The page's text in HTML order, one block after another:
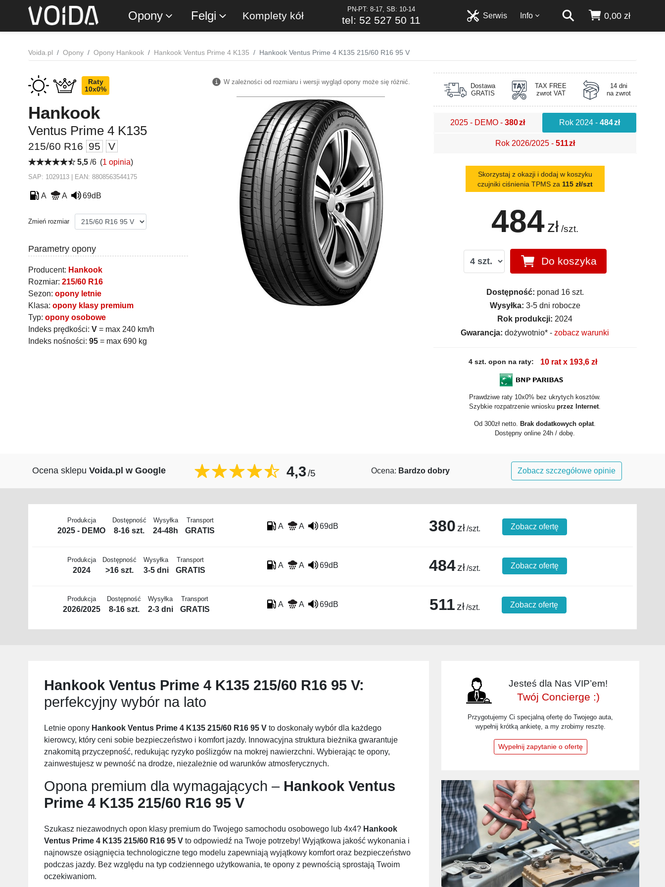
Opony Felgi Komplety kół
PN-PT: 8-17, SB: 10-14
tel: 52 527 50 11 0,00 zł
Info
Serwis
Voida.pl Opony Opony Hankook Hankook Ventus Prime 4 K135 Hankook Ventus Prime 4 K135 215/60 R16 95 V
Raty
10x0%
Hankook
Ventus Prime 4 K135
215/60 R16 95 V
5,5 /6 (1 opinia)
SAP: 1029113 | EAN: 8808563544175
A A 69dB
Zmień rozmiar
Parametry opony
Producent: Hankook
Rozmiar: 215/60 R16
Sezon: opony letnie
Klasa: opony klasy premium
Typ: opony osobowe
Indeks prędkości: V = max 240 km/h
Indeks nośności: 95 = max 690 kg
W zależności od rozmiaru i wersji wygląd opony może się różnić.
Dostawa
GRATIS
TAX FREE
zwrot VAT
14 dni
na zwrot
2025 - DEMO -380zł Rok 2024- 484zł
Rok 2026/2025- 511zł
Skorzystaj z okazji i dodaj w koszyku
czujniki ciśnienia TPMS za 115 zł/szt
484zł /szt.
Do koszyka
Dostępność: ponad 16 szt.
Wysyłka: 3-5 dni robocze
Rok produkcji: 2024
Gwarancja: dożywotnio* -zobacz warunki
4 szt. opon na raty: 10 rat x 193,6 zł
Prawdziwe raty 10x0% bez ukrytych kosztów.
Szybkie rozpatrzenie wnioskuprzez Internet
Od 300zł netto.Brak dodatkowych opłat
Dostępny online 24h / dobę.
Ocena sklepu Voida.pl w Google 4,3/5 Ocena: Bardzo dobry Zobacz szczegółowe opinie
Produkcja
2025 - DEMO
Dostępność
8-16 szt.
Wysyłka
24-48h
Transport
GRATIS
A A 69dB 380 zł/szt. Zobacz ofertę
Produkcja
2024
Dostępność
>16 szt.
Wysyłka
3-5 dni
Transport
GRATIS
A A 69dB 484zł/szt. Zobacz ofertę
Produkcja
2026/2025
Dostępność
8-16 szt.
Wysyłka
2-3 dni
Transport
GRATIS
A A 69dB 511 zł/szt. Zobacz ofertę
Hankook Ventus Prime 4 K135 215/60 R16 95 V:
perfekcyjny wybór na lato
Letnie opony Hankook Ventus Prime 4 K135 215/60 R16 95 V to doskonały wybór dla każdego
kierowcy, który ceni sobie bezpieczeństwo i komfort jazdy. Innowacyjna struktura bieżnika gwarantuje
znakomitą przyczepność, redukując ryzyko poślizgów na mokrej nawierzchni. Wybierając te opony,
zainwestujesz w pewność na drodze, niezależnie od warunków atmosferycznych.
Opona premium dla wymagających – Hankook Ventus
Prime 4 K135 215/60 R16 95 V
Szukasz niezawodnych opon klasy premium do Twojego samochodu osobowego lub 4x4? Hankook
Ventus Prime 4 K135 215/60 R16 95 V to odpowiedź na Twoje potrzeby! Wyjątkowa jakość wykonania i
najnowsze osiągnięcia technologiczne tego modelu zapewniają wyjątkowy komfort oraz bezpieczeństwo
podczas jazdy. Bez względu na typ codziennego użytkowania, te opony z pewnością sprostają Twoim
oczekiwaniom.
Jesteś dla Nas VIP’em!
Twój Concierge :)
Przygotujemy Ci specjalną ofertę do Twojego auta,
wypełnij krótką ankietę, a my zrobimy resztę.
Wypełnij zapytanie o ofertę